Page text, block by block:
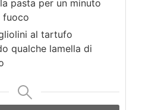
pasta per un minuto
fuoco
al tartufo
qualche lamella di